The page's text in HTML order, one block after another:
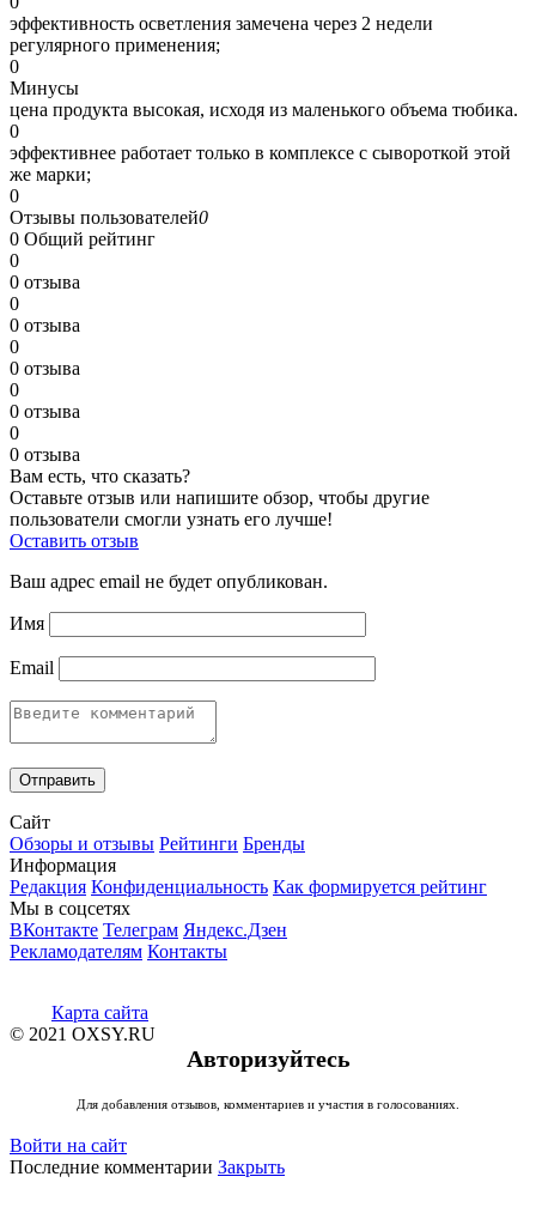
эффективность осветления замечена через 2 недели
регулярного применения;
0
Минусы
цена продукта высокая, исходя из маленького объема тюбика.
0
эффективнее работает только в комплексе с сывороткой этой
же марки;
0
Отзывы пользователей0
0 Общий рейтинг
0
0 отзыва
0
0 отзыва
0
0 отзыва
0
0 отзыва
0
0 отзыва
Вам есть, что сказать?
Оставьте отзыв или напишите обзор, чтобы другие
пользователи смогли узнать его лучше!
Оставить отзыв
Ваш адрес email не будет опубликован.
Имя
Email
Сайт
Обзоры и отзывы Рейтинги Бренды
Информация
Редакция Конфиденциальность Как формируется рейтинг
Мы в соцсетях
ВКонтакте Телеграм Яндекс.Дзен
Рекламодателям Контакты
Карта сайта
© 2021 OXSY.RU
Авторизуйтесь
Для добавления отзывов, комментариев и участия в голосованиях.
Войти на сайт
Последние комментарии Закрыть